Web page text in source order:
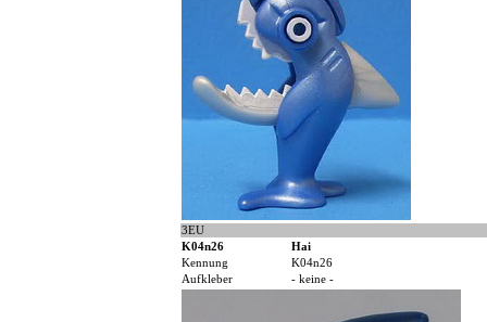
3EU
K04n26
Hai
Kennung
K04n26
Aufkleber
- keine -